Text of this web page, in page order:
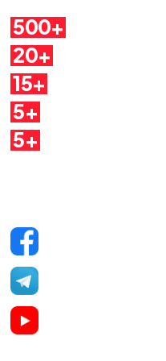
500+
20+
15+
5+
5+